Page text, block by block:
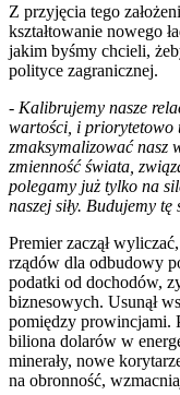
Z przyjęcia tego
kształtowanie nowego
jakim byśmy chcieli,
polityce zagranicznej.
- Kalibrujemy nasze
wartości, i priorytetowo
zmaksymalizować nasz
zmienność świata,
polegamy już tylko na
naszej siły. Budujemy tę
Premier zaczął
rządów dla odbudowy
podatki od dochodów,
biznesowych. Usunął
pomiędzy prowincjami.
biliona dolarów w
minerały, nowe
na obronność,